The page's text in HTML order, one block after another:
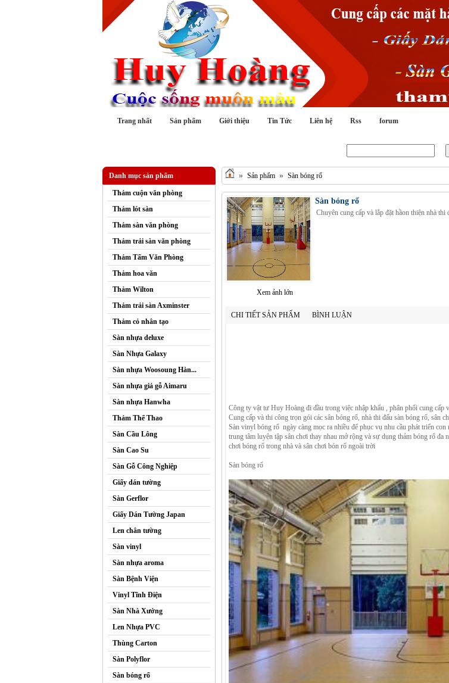
Trang nhất Sản phẩm Giới thiệu Tin Tức Liên hệ Rss forum
Danh mục sản phẩm
Thảm cuộn văn phòng
Thảm lót sàn
Thảm sàn văn phòng
Thảm trải sàn văn phòng
Thảm Tấm Văn Phòng
Thảm hoa văn
Thảm Wilton
Thảm trải sàn Axminster
Thảm cỏ nhân tạo
Sàn nhựa deluxe
Sàn Nhựa Galaxy
Sàn nhựa Woosoung Hàn...
Sàn nhựa giả gỗ Aimaru
Sàn nhựa Hanwha
Thảm Thể Thao
Sàn Cầu Lông
Sàn Cao Su
Sàn Gỗ Công Nghiệp
Giấy dán tường
Sàn Gerflor
Giấy Dán Tường Japan
Len chân tường
Sàn vinyl
Sàn nhựa aroma
Sàn Bệnh Viện
Vinyl Tĩnh Điện
Sàn Nhà Xưởng
Len Nhựa PVC
Thùng Carton
Sàn Polyflor
Sàn bóng rổ
» Sản phẩm » Sàn bóng rổ
Xem ảnh lớn
Sàn bóng rổ
Chuyên cung cấp và lắp đặt hầon thiện nhà thi
CHI TIẾT SẢN PHẨM BÌNH LUẬN
Công ty vật tư Huy Hoàng đi đầu trong việc nhập khẩu , phân phối cung
Cung cấp và thi công trọn gói các sân bóng rổ, nhà thi đấu sàn bóng rổ, sân
Sàn vinyl bóng rổ ngày càng mọc ra nhiều để phục vụ nhu cầu phát triển
trung tâm luyện tập sân chơi thay nhau mở rộng và sự dụng thảm bóng rổ đa
chơi bóng rổ trong nhà và sân chơi bón rổ ngoài trời
Sàn bóng rổ